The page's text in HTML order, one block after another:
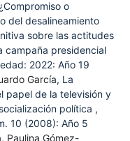
¿Compromiso o
del desalineamiento
sobre las actitudes
campaña presidencial
2022: Año 19
García, La
papel de la televisión y
política ,
10 (2008): Año 5
Paulina Gómez-